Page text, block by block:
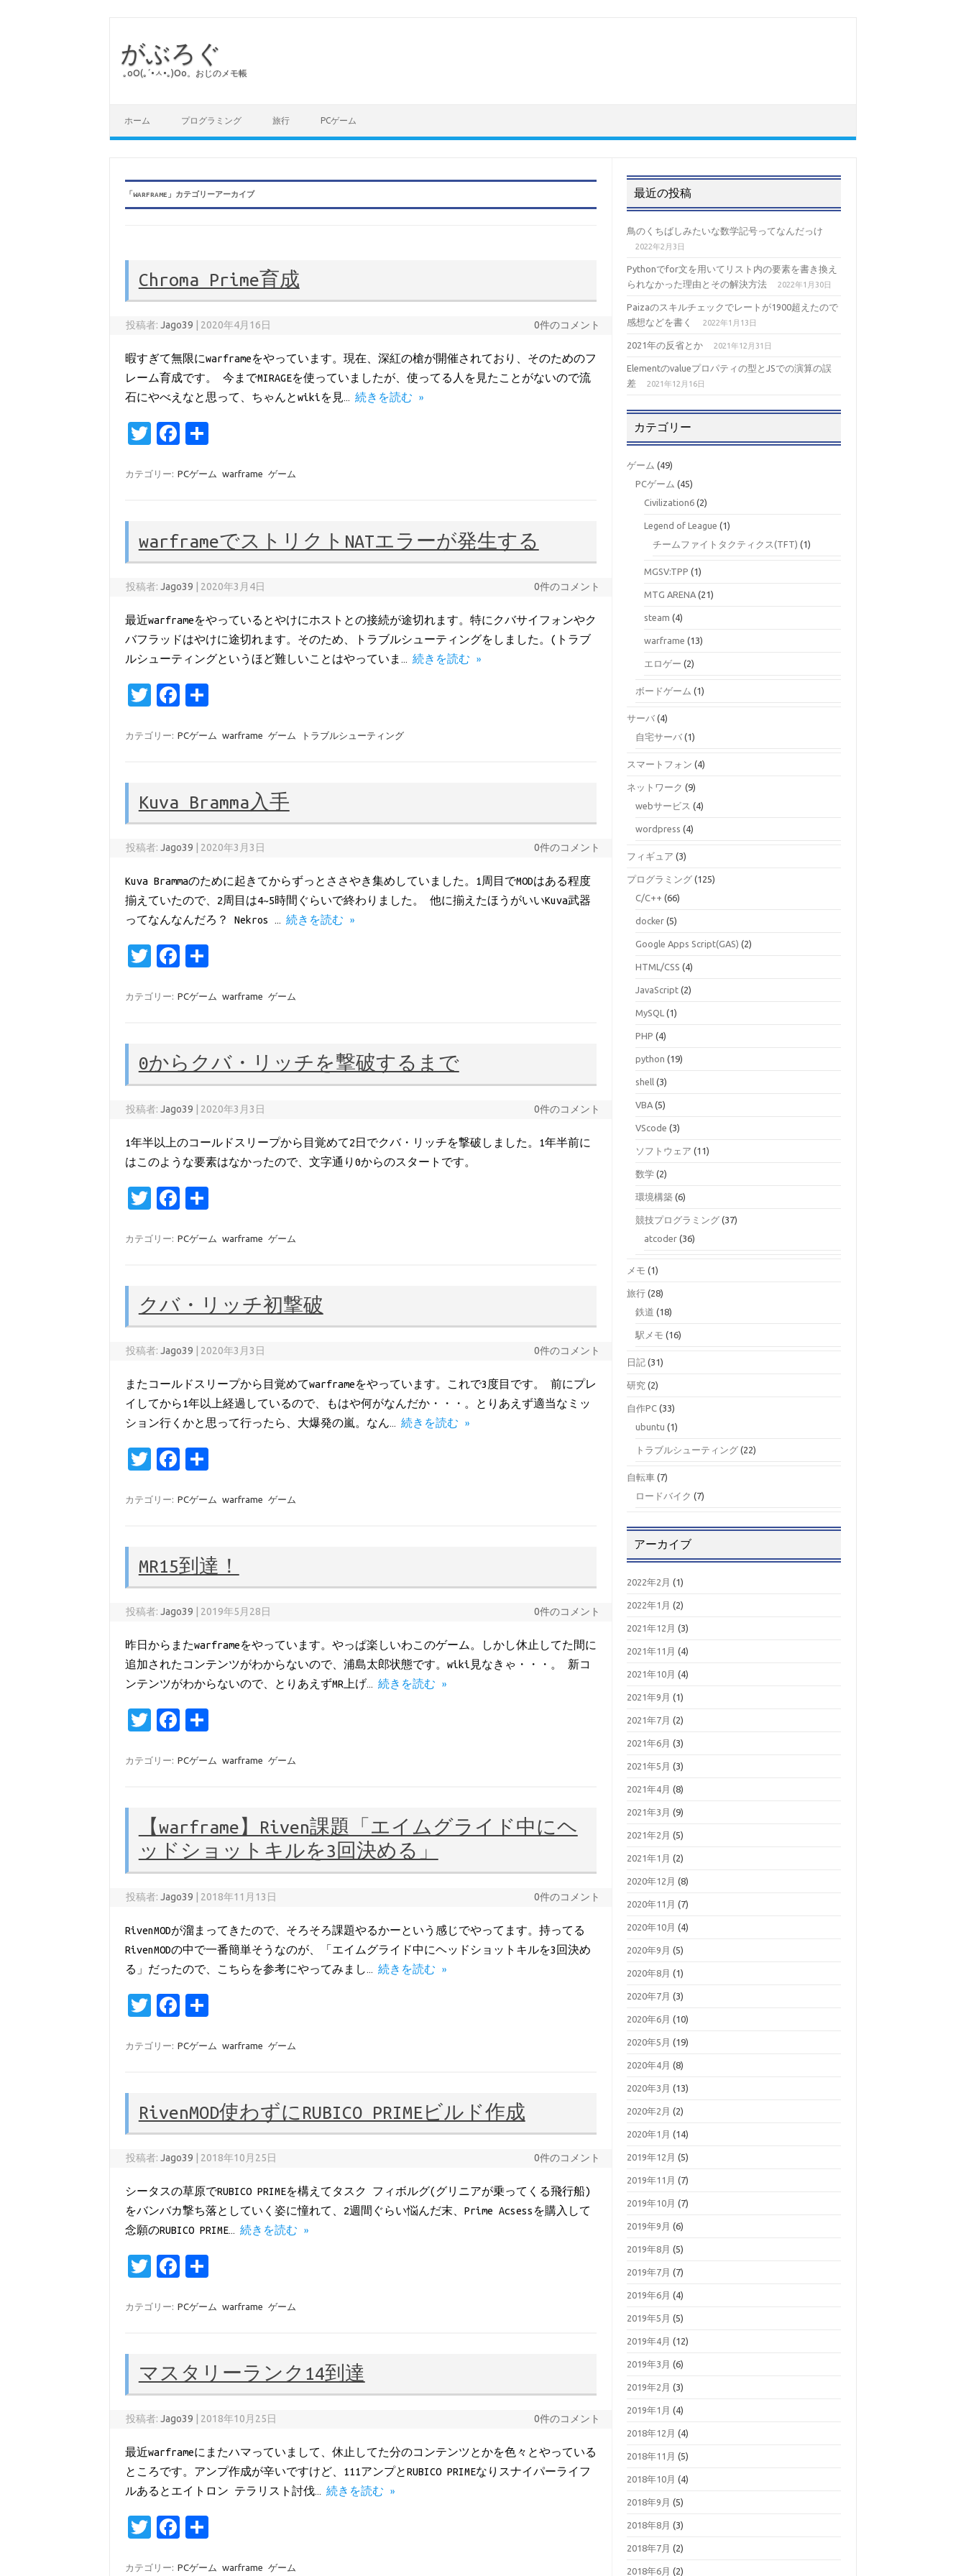
がぶろぐ
｡оО(｡´•ㅅ•｡)Оо。おじのメモ帳
ホーム プログラミング 旅行 PCゲーム
「 WARFRAME 」カテゴリーアーカイブ
Chroma Prime育成
投稿者:Jago39 2020年4月16日 0件のコメント
暇すぎて無限にwarframeをやっています。現在、深紅の槍が開催されており、そのためのフ
レーム育成です。 今までMIRAGEを使っていましたが、使ってる人を見たことがないので流
石にやべえなと思って、ちゃんとwikiを見… 続きを読む »
T
it
Fa
e
o
k
カテゴリー: PCゲーム warframe ゲーム
warframeでストリクトNATエラーが発生する
投稿者:Jago39 2020年3月4日 0件のコメント
最近warframeをやっているとやけにホストとの接続が途切れます。特にクバサイフォンやク
バフラッドはやけに途切れます。そのため、トラブルシューティングをしました。(トラブ
ルシューティングというほど難しいことはやっていま… 続きを読む »
T
it
Fa
e
o
k
カテゴリー: PCゲーム warframe ゲーム トラブルシューティング
Kuva Bramma入手
投稿者:Jago39 2020年3月3日 0件のコメント
Kuva Brammaのために起きてからずっとささやき集めしていました。1周目でMODはある程度
揃えていたので、2周目は4~5時間ぐらいで終わりました。 他に揃えたほうがいいKuva武器
ってなんなんだろ？ Nekros … 続きを読む »
T
it
Fa
e
o
k
カテゴリー: PCゲーム warframe ゲーム
0からクバ・リッチを撃破するまで
投稿者:Jago39 | 2020年3月3日 0件のコメント
1年半以上のコールドスリープから目覚めて2日でクバ・リッチを撃破しました。1年半前に
はこのような要素はなかったので、文字通り0からのスタートです。
T
it
Fa
e
o
k
共
カテゴリー: PCゲーム warframe ゲーム
クバ・リッチ初撃破
投稿者:Jago39 2020年3月3日 0件のコメント
またコールドスリープから目覚めてwarframeをやっています。これで3度目です。 前にプレ
イしてから1年以上経過しているので、もはや何がなんだか・・・。とりあえず適当なミッ
ション行くかと思って行ったら、大爆発の嵐。なん… 続きを読む »
T
it
Fa
e
o
o
k
カテゴリー: PCゲーム warframe ゲーム
MR15到達！
投稿者:Jago39 2019年5月28日 0件のコメント
昨日からまたwarframeをやっています。やっぱ楽しいわこのゲーム。しかし休止してた間に
追加されたコンテンツがわからないので、浦島太郎状態です。wiki見なきゃ・・・。 新コ
ンテンツがわからないので、とりあえずMR上げ… 続きを読む »
T
it
r
Fa
e
o
k
カテゴリー: PCゲーム warframe ゲーム
【warframe】Riven課題「エイムグライド中にヘ
ッドショットキルを3回決める」
投稿者:Jago39 2018年11月13日 0件のコメント
RivenMODが溜まってきたので、そろそろ課題やるかーという感じでやってます。持ってる
RivenMODの中で一番簡単そうなのが、「エイムグライド中にヘッドショットキルを3回決め
る」だったので、こちらを参考にやってみまし… 続きを読む »
T
it
Fa
e
o
k
カテゴリー: PCゲーム warframe ゲーム
RivenMOD使わずにRUBICO PRIMEビルド作成
投稿者:Jago39 2018年10月25日 0件のコメント
シータスの草原でRUBICO PRIMEを構えてタスク フィボルグ(グリニアが乗ってくる飛行船)
をバンバカ撃ち落としていく姿に憧れて、2週間ぐらい悩んだ末、Prime Acsessを購入して
念願のRUBICO PRIME… 続きを読む »
T
it
Fa
e
o
o
k
カテゴリー: PCゲーム warframe ゲーム
マスタリーランク14到達
投稿者:Jago39 2018年10月25日 0件のコメント
最近warframeにまたハマっていまして、休止してた分のコンテンツとかを色々とやっている
ところです。アンプ作成が辛いですけど、111アンプとRUBICO PRIMEなりスナイパーライフ
ルあるとエイトロン テラリスト討伐… 続きを読む »
T
Fa
カテゴリー: PCゲーム warframe ゲーム
最近の投稿
鳥のくちばしみたいな数学記号ってなんだっけ
2022年2月3日
Pythonでfor文を用いてリスト内の要素を書き換え
られなかった理由とその解決方法
2022年1月30日
Paizaのスキルチェックでレートが1900超えたので
感想などを書く
2022年1月13日
2021年の反省とか 2021年12月31日
Elementのvalueプロパティの型とJSでの演算の誤
差
2021年12月16日
カテゴリー
ゲーム (49)
PCゲーム (45)
Civilization6 (2)
Legend of League (1)
チームファイトタクティクス(TFT) (1)
MGSV:TPP (1)
MTG ARENA (21)
steam (4)
warframe (13)
エロゲー (2)
ボードゲーム (1)
サーバ (4)
自宅サーバ (1)
スマートフォン (4)
ネットワーク (9)
webサービス (4)
wordpress (4)
フィギュア (3)
プログラミング (125)
C/C++ (66)
docker (5)
Google Apps Script(GAS) (2)
HTML/CSS (4)
JavaScript (2)
MySQL (1)
PHP (4)
python (19)
shell (3)
VBA (5)
VScode (3)
ソフトウェア (11)
数学 (2)
環境構築 (6)
競技プログラミング (37)
atcoder (36)
メモ (1)
旅行 (28)
鉄道 (18)
駅メモ (16)
日記 (31)
研究 (2)
自作PC (33)
ubuntu (1)
トラブルシューティング (22)
自転車 (7)
ロードバイク (7)
アーカイブ
2022年2月 (1)
2022年1月 (2)
2021年12月 (3)
2021年11月 (4)
2021年10月 (4)
2021年9月 (1)
2021年7月 (2)
2021年6月 (3)
2021年5月 (3)
2021年4月 (8)
2021年3月 (9)
2021年2月 (5)
2021年1月 (2)
2020年12月 (8)
2020年11月 (7)
2020年10月 (4)
2020年9月 (5)
2020年8月 (1)
2020年7月 (3)
2020年6月 (10)
2020年5月 (19)
2020年4月 (8)
2020年3月 (13)
2020年2月 (2)
2020年1月 (14)
2019年12月 (5)
2019年11月 (7)
2019年10月 (7)
2019年9月 (6)
2019年8月 (5)
2019年7月 (7)
2019年6月 (4)
2019年5月 (5)
2019年4月 (12)
2019年3月 (6)
2019年2月 (3)
2019年1月 (4)
2018年12月 (4)
2018年11月 (5)
2018年10月 (4)
2018年9月 (5)
2018年8月 (3)
2018年7月 (2)
2018年6月 (2)